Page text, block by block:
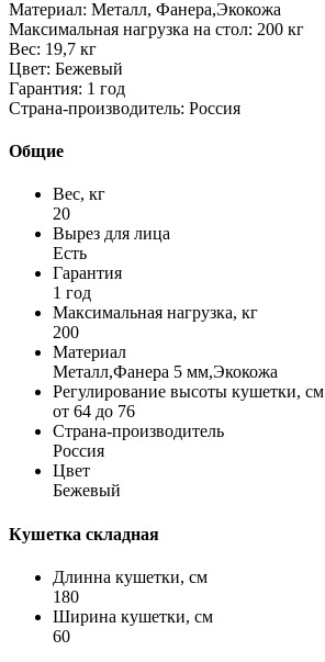
Материал: Металл, Фанера,Экокожа
Максимальная нагрузка на стол: 200 кг
Вес: 19,7 кг
Цвет: Бежевый
Гарантия: 1 год
Страна-производитель: Россия
Общие
Вес, кг
20
Вырез для лица
Есть
Гарантия
1 год
Максимальная нагрузка, кг
200
Материал
Металл,Фанера 5 мм,Экокожа
Регулирование высоты кушетки, см
от 64 до 76
Страна-производитель
Россия
Цвет
Бежевый
Кушетка складная
Длинна кушетки, см
180
Ширина кушетки, см
60